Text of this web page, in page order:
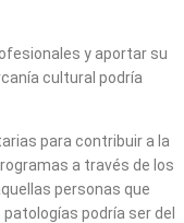
y aportar su
cultural podría
para contribuir a la
a través de los
personas que
podría ser del